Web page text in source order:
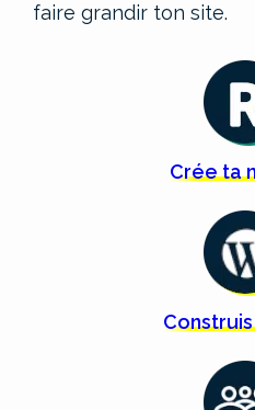
faire grandir ton site.
Créeta